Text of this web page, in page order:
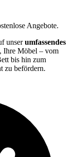
Angebote.
unserumfassendes
Ihre Möbel – vom
bis hin zum
zu befördern.